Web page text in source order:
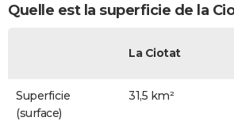
Quelle est la superficie de la
La Ciotat
Superficie
(surface)
31,5 km²